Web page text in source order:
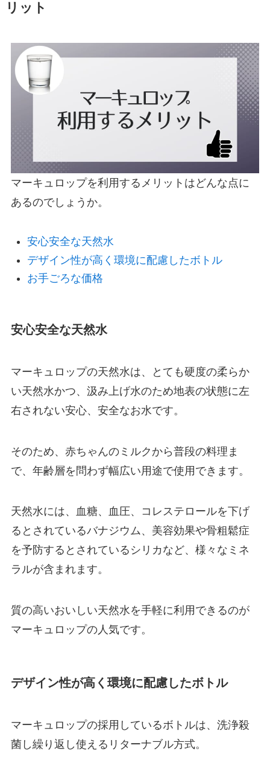
リット
マーキュロップを利用するメリットはどんな点に
あるのでしょうか。
安心安全な天然水
デザイン性が高く環境に配慮したボトル
お手ごろな価格
安心安全な天然水
マーキュロップの天然水は、とても硬度の柔らか
い天然水かつ、汲み上げ水のため地表の状態に左
右されない安心、安全なお水です。
そのため、赤ちゃんのミルクから普段の料理ま
で、年齢層を問わず幅広い用途で使用できます。
天然水には、血糖、血圧、コレステロールを下げ
るとされているバナジウム、美容効果や骨粗鬆症
を予防するとされているシリカなど、様々なミネ
ラルが含まれます。
質の高いおいしい天然水を手軽に利用できるのが
マーキュロップの人気です。
デザイン性が高く環境に配慮したボトル
マーキュロップの採用しているボトルは、洗浄殺
菌し繰り返し使えるリターナブル方式。